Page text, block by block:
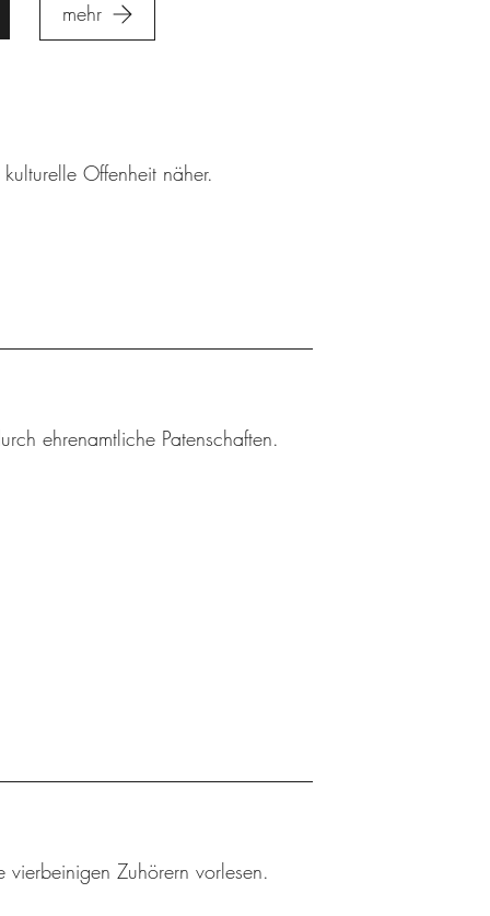
mehr
Offenheit näher.
ehrenamtliche Patenschaften.
vierbeinigen Zuhörern vorlesen.